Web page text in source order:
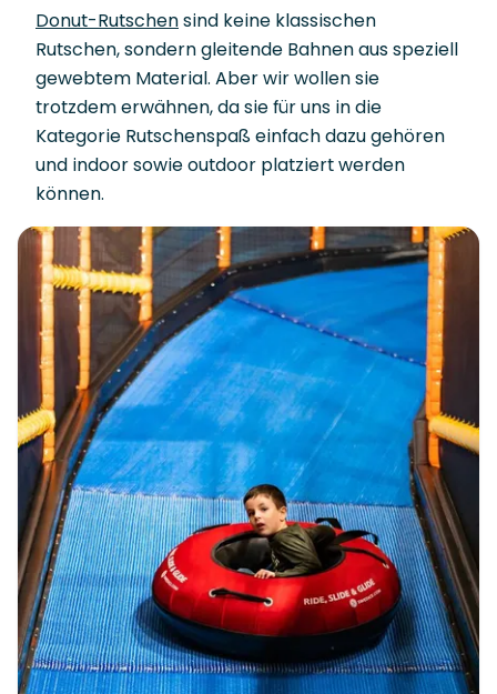
Donut-Rutschensind keine klassischen
Rutschen, sondern gleitende Bahnen aus speziell
gewebtem Material. Aber wir wollen sie
trotzdem erwähnen, da sie für uns in die
Kategorie Rutschenspaß einfach dazu gehören
und indoor sowie outdoor platziert werden
können.